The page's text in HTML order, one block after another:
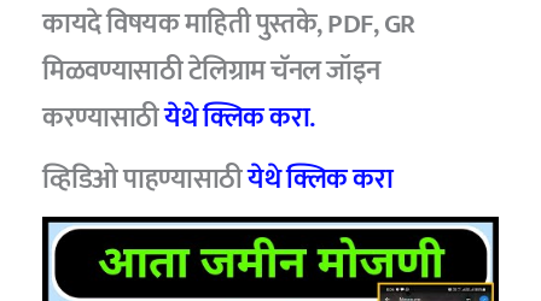
कायदे विषयक माहिती पुस्तके, PDF, GR
मिळवण्यासाठी टेलिग्राम चॅनल जॉइन
करण्यासाठीयेथे क्लिक करा.
व्हिडिओ पाहण्यासाठीयेथे क्लिक करा